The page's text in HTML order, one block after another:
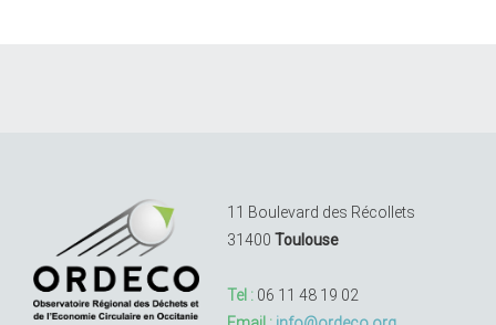
11 Boulevard des Récollets
31400 Toulouse
Tel : 06 11 48 19 02